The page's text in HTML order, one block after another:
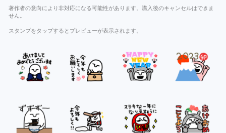
著作者の意向により非対応になる可能性があります。購入後のキャンセルはできま
せん。
スタンプをタップするとプレビューが表示されます。